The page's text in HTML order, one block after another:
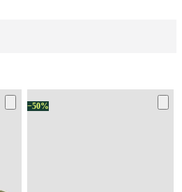
−50%